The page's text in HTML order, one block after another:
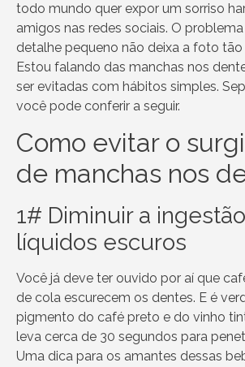
todo mundo quer expor um sorriso
amigos nas redes sociais. O
detalhe pequeno não deixa a foto tão
Estou falando das manchas nos
ser evitadas com hábitos simples.
você pode conferir a seguir.
Como evitar o
de manchas nos
1# Diminuir a
líquidos escuros
Você já deve ter ouvido por aí que
de cola escurecem os dentes. E é
pigmento do café preto e do vinho
leva cerca de 30 segundos para
Uma dica para os amantes dessas